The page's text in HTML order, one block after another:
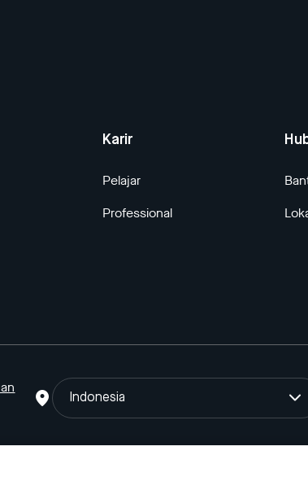
Karir
Pelajar
Professional
Indonesia